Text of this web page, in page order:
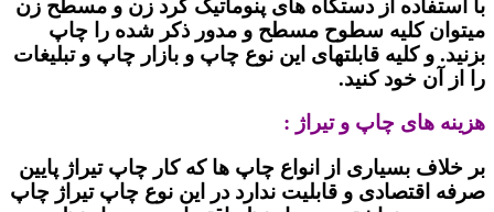
با استفاده از دستگاه های پنوماتیک گرد زن و مسطح زن
میتوان کلیه سطوح مسطح و مدور ذکر شده را چاپ
بزنید. و کلیه قابلتهای این نوع چاپ و بازار چاپ و تبلیغات
را از آن خود کنید.
هزینه های چاپ و تیراژ :
بر خلاف بسیاری از انواع چاپ ها که کار چاپ تیراژ پایین
صرفه اقتصادی و قابلیت ندارد در این نوع چاپ تیراژ چاپ